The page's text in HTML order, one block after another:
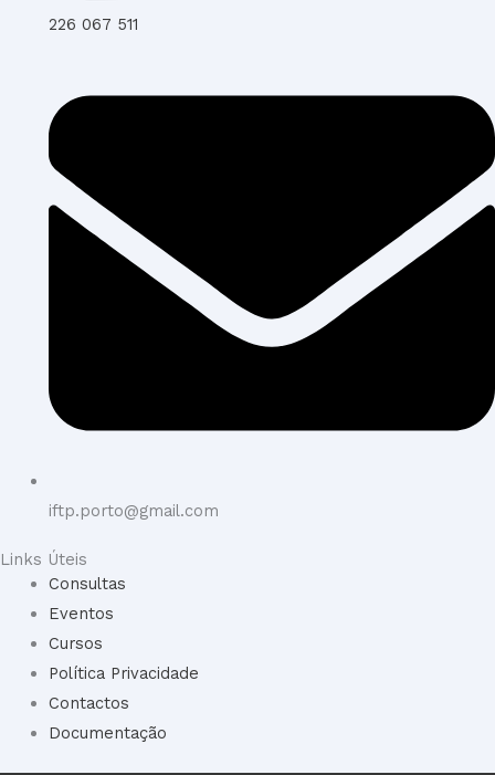
226 067 511
iftp.porto@gmail.com
Links Úteis
Consultas
Eventos
Cursos
Política Privacidade
Contactos
Documentação